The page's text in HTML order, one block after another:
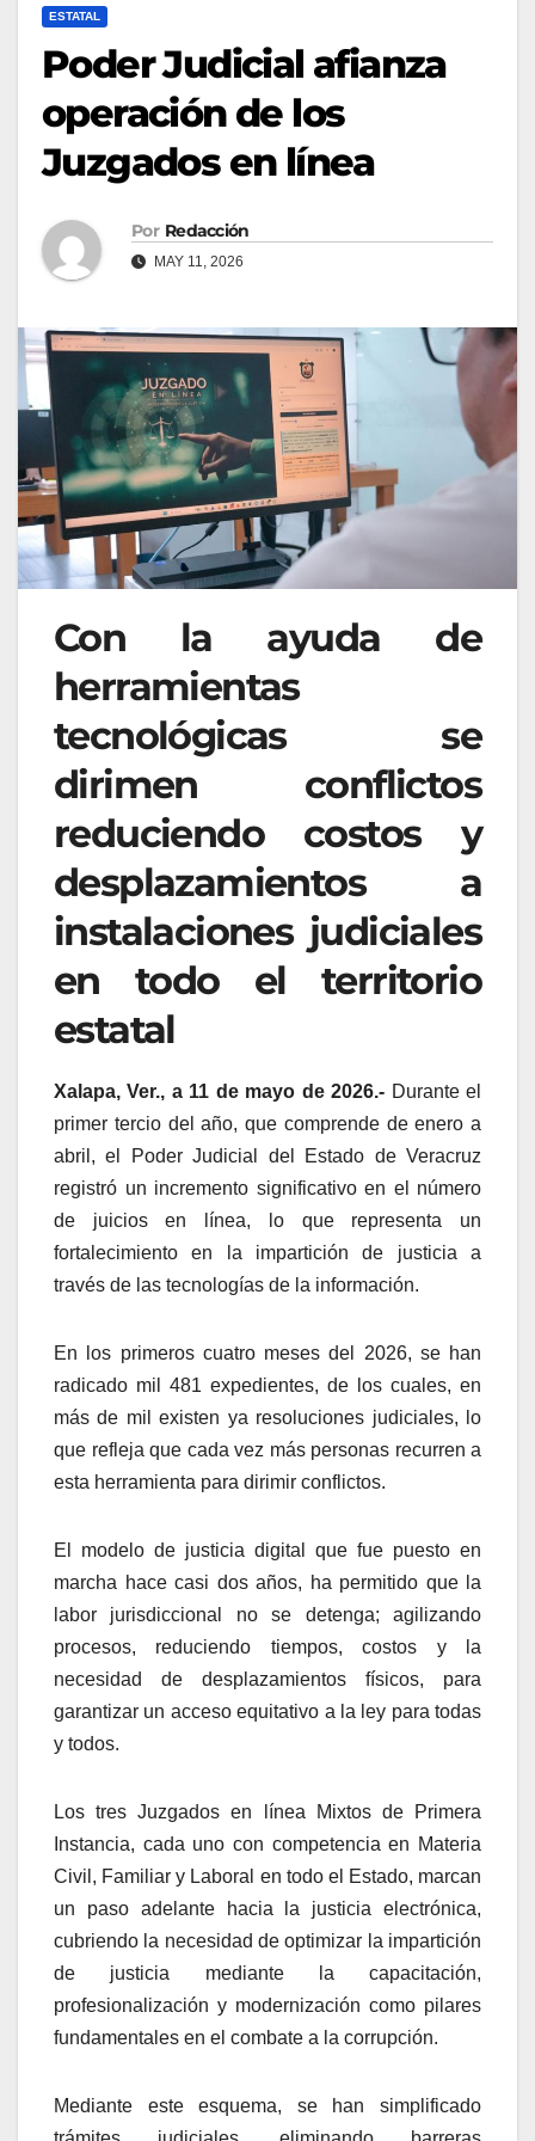
ESTATAL
Poder Judicial afianza
operación de los
Juzgados en línea
Por Redacción
MAY 11, 2026
Con la ayuda de
herramientas
tecnológicas se
dirimen conflictos
reduciendo costos y
desplazamientos a
instalaciones judiciales
en todo el territorio
estatal
Xalapa, Ver., a 11 de mayo de 2026.- Durante el
primer tercio del año, que comprende de enero a
abril, el Poder Judicial del Estado de Veracruz
registró un incremento significativo en el número
de juicios en línea, lo que representa un
fortalecimiento en la impartición de justicia a
través de las tecnologías de la información.
En los primeros cuatro meses del 2026, se han
radicado mil 481 expedientes, de los cuales, en
más de mil existen ya resoluciones judiciales, lo
que refleja que cada vez más personas recurren a
esta herramienta para dirimir conflictos.
El modelo de justicia digital que fue puesto en
marcha hace casi dos años, ha permitido que la
labor jurisdiccional no se detenga; agilizando
procesos, reduciendo tiempos, costos y la
necesidad de desplazamientos físicos, para
garantizar un acceso equitativo a la ley para todas
y todos.
Los tres Juzgados en línea Mixtos de Primera
Instancia, cada uno con competencia en Materia
Civil, Familiar y Laboral en todo el Estado, marcan
un paso adelante hacia la justicia electrónica,
cubriendo la necesidad de optimizar la impartición
de justicia mediante la capacitación,
profesionalización y modernización como pilares
fundamentales en el combate a la corrupción.
Mediante este esquema, se han simplificado